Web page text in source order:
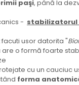
paşi, până la
- stabilizatorul
facuti usor datorita "
o formă foarte
cu un cauciuc
forma